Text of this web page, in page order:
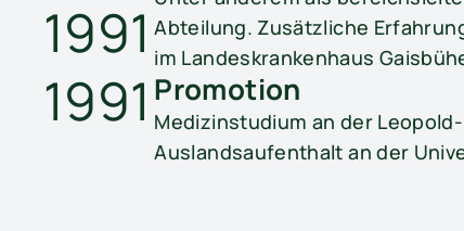
1991 Abteilung. Zusätzliche
im Landeskrankenhaus
1991 Promotion
Medizinstudium an der
Auslandsaufenthalt an der